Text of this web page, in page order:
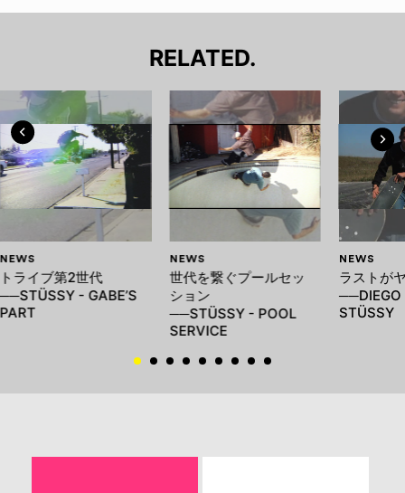
RELATED.
NEWS
トライブ第2世代
──STÜSSY - GABE’S
PART
NEWS
世代を繋ぐプールセッ
ション
──STÜSSY - POOL
SERVICE
NEWS
ラストが
──DIEGO
STÜSSY